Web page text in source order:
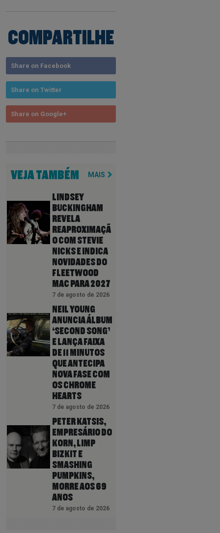
COMPARTILHE
Share on Facebook
Share on Twitter
Share on Google+
VEJA TAMBÉM MAIS
LINDSEY
BUCKINGHAM
REVELA
REAPROXIMAÇÃ
O COM STEVIE
NICKS E INDICA
NOVIDADES DO
FLEETWOOD
MAC PARA 2027
7 de agosto de 2026
NEIL YOUNG
ANUNCIA ÁLBUM
‘SECOND SONG’
E LANÇA FAIXA
DE 11 MINUTOS
QUE ANTECIPA
NOVA FASE COM
OS CHROME
HEARTS
7 de agosto de 2026
PETER KATSIS,
EMPRESÁRIO DO
KORN, LIMP
BIZKIT E
SMASHING
PUMPKINS,
MORRE AOS 69
ANOS
7 de agosto de 2026